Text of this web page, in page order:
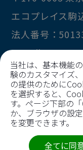
エコプレイス
法人番号：
E-mail:
Copyright ©
Co., Ltd
All Rights
TAX ID 69810321
当社は、基本機能
験のカスタマイズ
の提供のために
を選択すると、
す。ページ下部の
か、ブラウザの設
を変更できます。
全てに同